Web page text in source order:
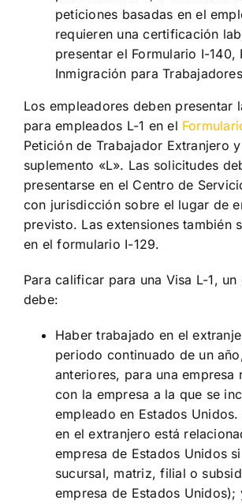
peticiones basadas en el
requieren una certificación
presentar el Formulario I-140,
Inmigración para
Los empleadores deben presentar
para empleados L-1 en el
Petición de Trabajador Extranjero
suplemento «L». Las solicitudes
presentarse en el Centro de
con jurisdicción sobre el lugar de
previsto. Las extensiones también
en el formulario I-129.
Para calificar para una Visa L-1, un
debe:
Haber trabajado en el
periodo continuado de un
anteriores, para una empresa
con la empresa a la que se
empleado en Estados Unidos.
en el extranjero está
empresa de Estados Unidos
sucursal, matriz, filial o
empresa de Estados Unidos);